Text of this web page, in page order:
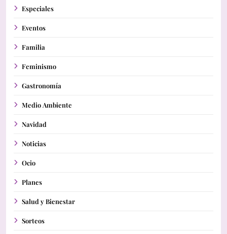
Especiales
Eventos
Familia
Feminismo
Gastronomía
Medio Ambiente
Navidad
Noticias
Ocio
Planes
Salud y Bienestar
Sorteos